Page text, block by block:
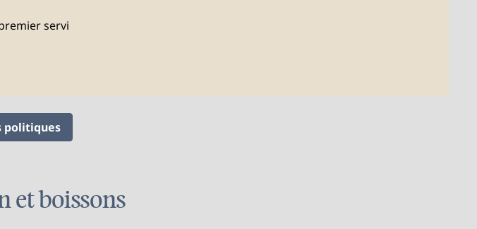
servi
politiques
et boissons